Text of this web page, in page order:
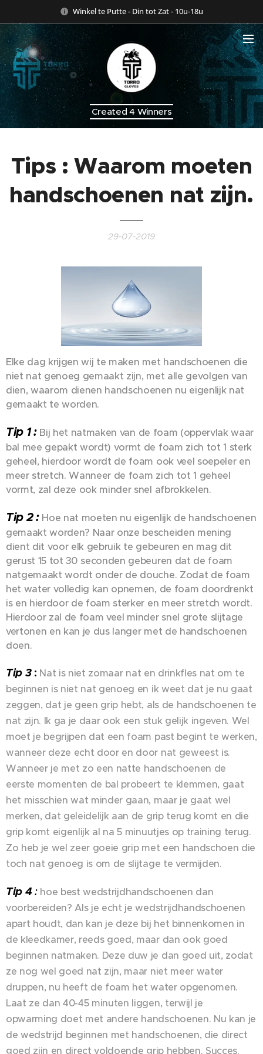
Winkel te Putte - Din tot Zat - 10u-18u
Created 4 Winners
Tips : Waarom moeten
handschoenen nat zijn.
29-07-2019
Elke dag krijgen wij te maken met handschoenen die
niet nat genoeg gemaakt zijn, met alle gevolgen van
dien, waarom dienen handschoenen nu eigenlijk nat
gemaakt te worden.
Tip 1 :Bij het natmaken van de foam (oppervlak waar
bal mee gepakt wordt) vormt de foam zich tot 1 sterk
geheel, hierdoor wordt de foam ook veel soepeler en
meer stretch. Wanneer de foam zich tot 1 geheel
vormt, zal deze ook minder snel afbrokkelen.
Tip 2 :Hoe nat moeten nu eigenlijk de handschoenen
gemaakt worden? Naar onze bescheiden mening
dient dit voor elk gebruik te gebeuren en mag dit
gerust 15 tot 30 seconden gebeuren dat de foam
natgemaakt wordt onder de douche. Zodat de foam
het water volledig kan opnemen, de foam doordrenkt
is en hierdoor de foam sterker en meer stretch wordt.
Hierdoor zal de foam veel minder snel grote slijtage
vertonen en kan je dus langer met de handschoenen
doen.
Tip 3: Nat is niet zomaar nat en drinkfles nat om te
beginnen is niet nat genoeg en ik weet dat je nu gaat
zeggen, dat je geen grip hebt, als de handschoenen te
nat zijn. Ik ga je daar ook een stuk gelijk ingeven. Wel
moet je begrijpen dat een foam past begint te werken,
wanneer deze echt door en door nat geweest is.
Wanneer je met zo een natte handschoenen de
eerste momenten de bal probeert te klemmen, gaat
het misschien wat minder gaan, maar je gaat wel
merken, dat geleidelijk aan de grip terug komt en die
grip komt eigenlijk al na 5 minuutjes op training terug.
Zo heb je wel zeer goeie grip met een handschoen die
toch nat genoeg is om de slijtage te vermijden.
Tip 4: hoe best wedstrijdhandschoenen dan
voorbereiden? Als je echt je wedstrijdhandschoenen
apart houdt, dan kan je deze bij het binnenkomen in
de kleedkamer, reeds goed, maar dan ook goed
beginnen natmaken. Deze duw je dan goed uit, zodat
ze nog wel goed nat zijn, maar niet meer water
druppen, nu heeft de foam het water opgenomen.
Laat ze dan 40-45 minuten liggen, terwijl je
opwarming doet met andere handschoenen. Nu kan je
de wedstrijd beginnen met handschoenen, die direct
goed zijn en direct voldoende grip hebben. Succes.